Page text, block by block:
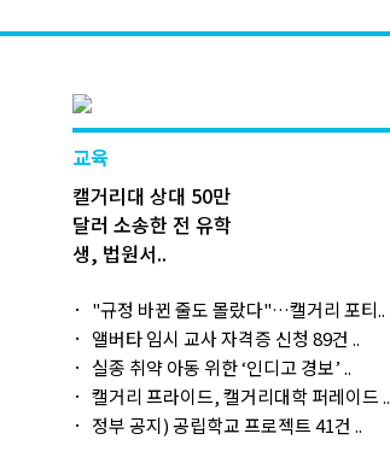
교육
캘거리대 상대 50만
달러 소송한 전 유학
생, 법원서..
"규정 바뀐 줄도 몰랐다"…캘거리 포티..
앨버타 임시 교사 자격증 신청 89건 ..
실종 취약 아동 위한 ‘인디고 경보’ ..
캘거리 프라이드, 캘거리대학 퍼레이드 ..
정부 공지) 공립학교 프로젝트 41건 ..